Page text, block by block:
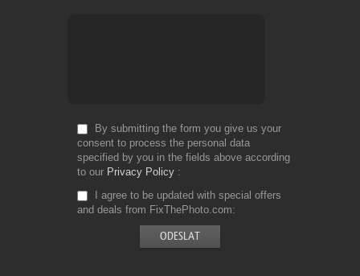
By submitting the form you give us your
consent to process the personal data
specified by you in the fields above according
to our Privacy Policy
I agree to be updated with special offers
and deals from FixThePhoto.com